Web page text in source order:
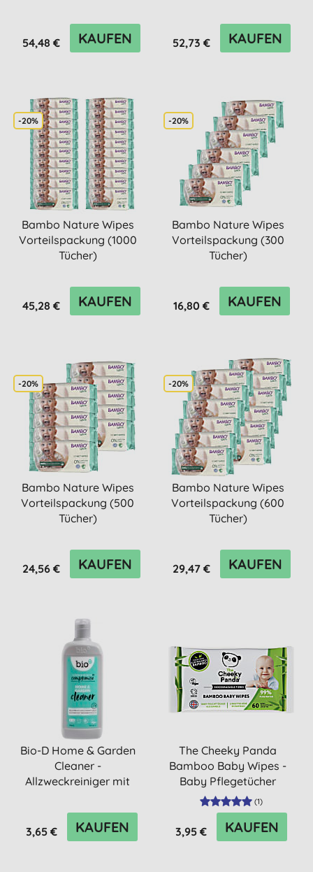
54,48 € KAUFEN 52,73 € KAUFEN
-20%
Bambo Nature Wipes
Vorteilspackung (1000
Tücher)
45,28 € KAUFEN
-20%
Bambo Nature Wipes
Vorteilspackung (300
Tücher)
16,80 € KAUFEN
-20%
Bambo Nature Wipes
Vorteilspackung (500
Tücher)
24,56 € KAUFEN
-20%
Bambo Nature Wipes
Vorteilspackung (600
Tücher)
29,47 € KAUFEN
Bio-D Home & Garden
Cleaner -
Allzweckreiniger mit
3,65 € KAUFEN
The Cheeky Panda
Bamboo Baby Wipes -
Baby Pflegetücher
biologisch a...
(1)
3,95 € KAUFEN